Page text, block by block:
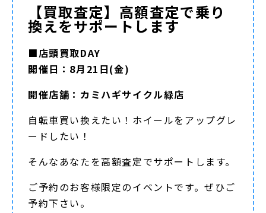
【買取査定】高額査定で乗り
換えをサポートします
■店頭買取DAY
開催日：8月21日(金)
開催店舗：カミハギサイクル緑店
自転車買い換えたい！ホイールをアップグレ
ードしたい！
そんなあなたを高額査定でサポートします。
ご予約のお客様限定のイベントです。ぜひご
予約下さい。